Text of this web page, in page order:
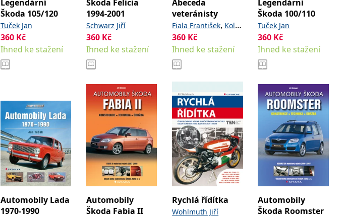
Legendární
Škoda 105/120
Tuček Jan
360 Kč
Ihned ke stažení
Škoda Felicia
1994-2001
Schwarz Jiří
360 Kč
Ihned ke stažení
Abeceda
veteránisty
Fiala František, Kolář
Pavel
360 Kč
Ihned ke stažení
Legendární
Škoda 100/110
Tuček Jan
360 Kč
Ihned ke stažení
Automobily Lada
1970-1990
Automobily
Škoda Fabia II
Rychlá řídítka
Wohlmuth Jiří
Automobily
Škoda Roomster